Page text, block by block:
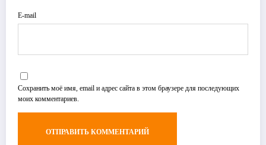
E-mail
Сохранить моё имя, email и адрес сайта в этом браузере для последующих
моих комментариев.